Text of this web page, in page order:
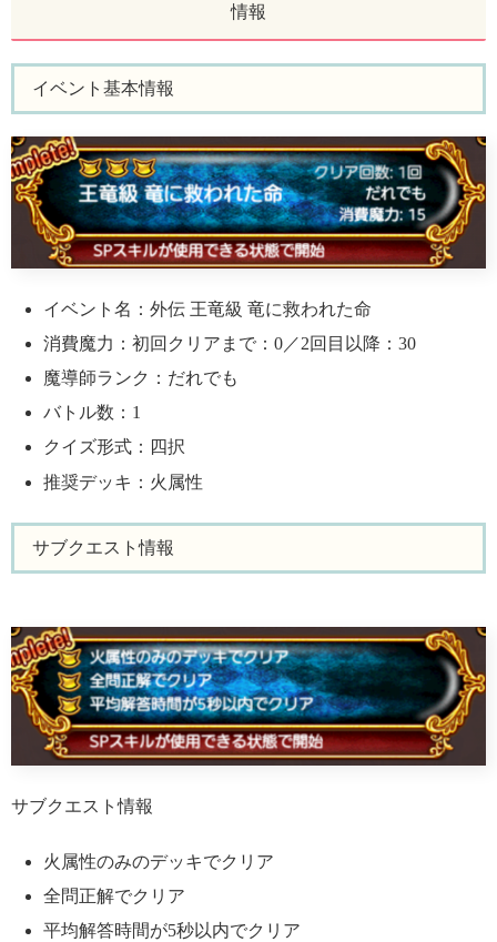
情報
イベント基本情報
イベント名：外伝 王竜級 竜に救われた命
消費魔力：初回クリアまで：0／2回目以降：30
魔導師ランク：だれでも
バトル数：1
クイズ形式：四択
推奨デッキ：火属性
サブクエスト情報
サブクエスト情報
火属性のみのデッキでクリア
全問正解でクリア
平均解答時間が5秒以内でクリア